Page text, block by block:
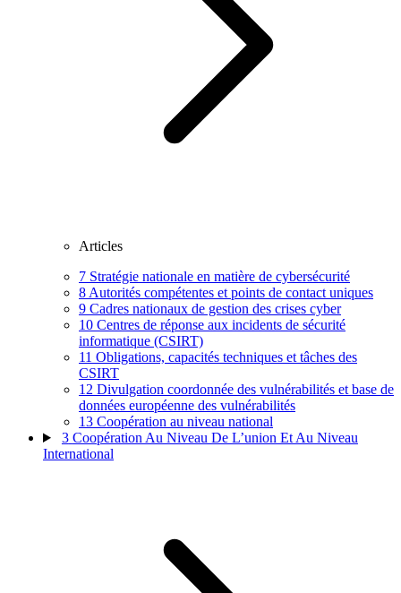
Articles
7 Stratégie nationale en matière de cybersécurité
8 Autorités compétentes et points de contact uniques
9 Cadres nationaux de gestion des crises cyber
10 Centres de réponse aux incidents de sécurité
informatique (CSIRT)
11 Obligations, capacités techniques et tâches des
CSIRT
12 Divulgation coordonnée des vulnérabilités et base de
données européenne des vulnérabilités
13 Coopération au niveau national
3 Coopération Au Niveau De L’union Et Au Niveau
International